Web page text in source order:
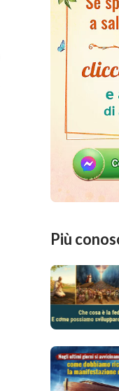
Più